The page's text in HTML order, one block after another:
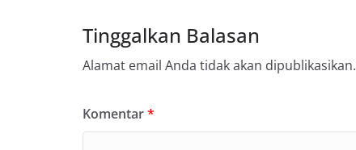
Tinggalkan Balasan
Alamat email Anda tidak akan dipublikasikan.
Komentar*